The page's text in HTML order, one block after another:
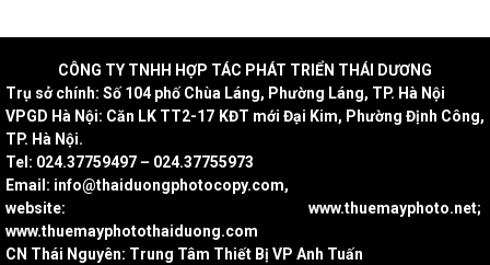
CÔNG TY TNHH HỢP TÁC PHÁT TRIỂN THÁI DƯƠNG
Trụ sở chính: Số 104 phố Chùa Láng, Phường Láng, TP. Hà Nội
VPGD Hà Nội: Căn LK TT2-17 KĐT mới Đại Kim, Phường Định Công,
TP. Hà Nội.
Tel: 024.37759497 – 024.37755973
Email: info@thaiduongphotocopy.com,
website: www.thuemayphoto.net;
www.thuemayphotothaiduong.com
CN Thái Nguyên: Trung Tâm Thiết Bị VP Anh Tuấn